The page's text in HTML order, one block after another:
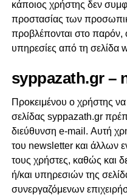
κάποιος χρήστης δεν
προστασίας των
προβλέπονται στο παρόν,
υπηρεσίες από τη σελίδα
syppazath.gr –
Προκειμένου ο χρήστης
σελίδας syppazath.gr
διεύθυνση e-mail. Αυτή
του newsletter και άλλων
τους χρήστες, καθώς και
ή/και υπηρεσιών της
συνεργαζόμενων